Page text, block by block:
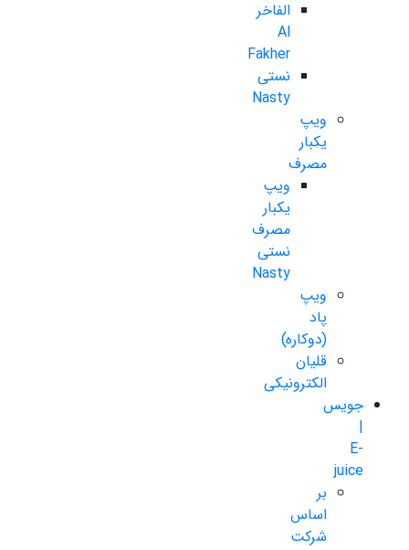
الفاخر
Al
Fakher
نستی
Nasty
ویپ
یکبار
مصرف
ویپ
یکبار
مصرف
نستی
Nasty
ویپ
پاد
(دوکاره)
قلیان
الکترونیکی
جویس
|
E-
juice
بر
اساس
شرکت